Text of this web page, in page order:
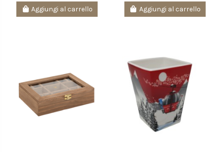
Aggiungi al carrello Aggiungi al carrello